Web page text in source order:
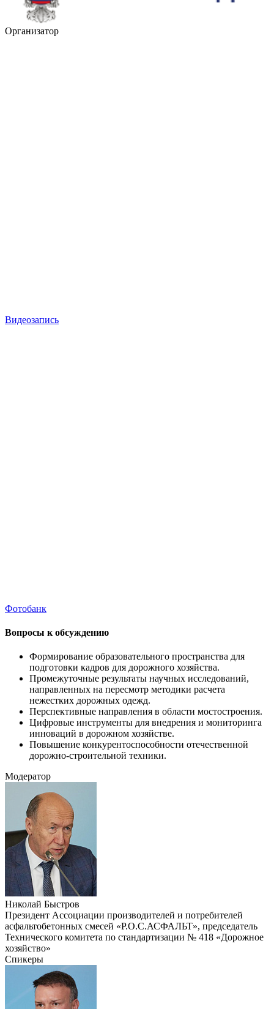
Организатор
Видеозапись
Фотобанк
Вопросы к обсуждению
Формирование образовательного пространства для
подготовки кадров для дорожного хозяйства.
Промежуточные результаты научных исследований,
направленных на пересмотр методики расчета
нежестких дорожных одежд.
Перспективные направления в области мостостроения.
Цифровые инструменты для внедрения и мониторинга
инноваций в дорожном хозяйстве.
Повышение конкурентоспособности отечественной
дорожно-строительной техники.
Модератор
Николай Быстров
Президент Ассоциации производителей и потребителей
асфальтобетонных смесей «Р.О.С.АСФАЛЬТ», председатель
Технического комитета по стандартизации № 418 «Дорожное
хозяйство»
Спикеры